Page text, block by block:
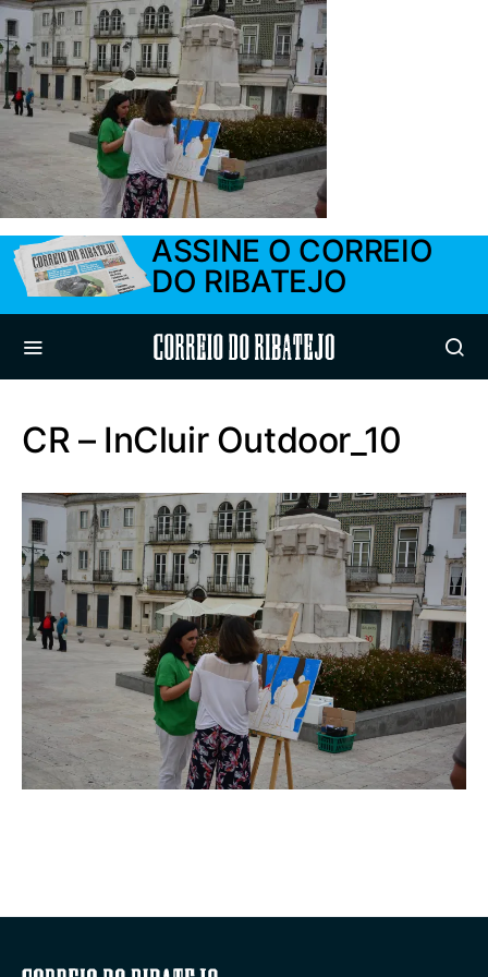
ASSINE O CORREIO
DO RIBATEJO
Correio do Ribatejo
CR – InCluir Outdoor_10